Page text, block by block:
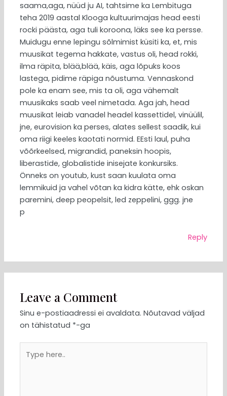
saama,aga, nüüd ju AI, tahtsime ka Lembituga
teha 2019 aastal Klooga kultuurimajas head eesti
rocki päästa, aga tuli koroona, läks see ka persse.
Muidugu enne lepingu sõlmimist küsiti ka, et, mis
muusikat tegema hakkate, vastus oli, head rokki,
ilma räpita, blää,blää, käis, aga lõpuks koos
lastega, pidime räpiga nõustuma. Vennaskond
pole ka enam see, mis ta oli, aga vähemalt
muusikaks saab veel nimetada. Aga jah, head
muusikat leiab vanadel headel kassettidel, vinüülil,
jne, eurovision ka perses, alates sellest saadik, kui
oma riigi keeles kaotati normid. EEsti laul, puha
võõrkeelsed, migrandid, paneksin hoopis,
liberastide, globalistide inisejate konkursiks.
Önneks on youtub, kust saan kuulata oma
lemmikuid ja vahel võtan ka kidra kätte, ehk oskan
paremini, deep peopelsit, led zeppelini, ggg. jne
p
Reply
Leave a Comment
Sinu e-postiaadressi ei avaldata. Nõutavad väljad
on tähistatud *-ga
here..